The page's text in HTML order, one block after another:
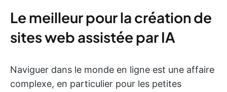
Le meilleur pour la création de
sites web assistée par IA
Naviguer dans le monde en ligne est une affaire
complexe, en particulier pour les petites